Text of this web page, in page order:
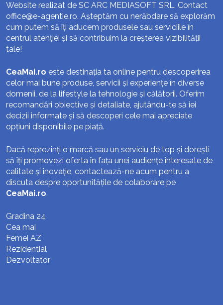
Website realizat de SC ARC MEDIASOFT SRL. Contact
office@e-agentie.ro. Așteptăm cu nerăbdare să explorăm
cum putem să îți aducem produsele sau serviciile în
centrul atenției și să contribuim la creșterea vizibilității
tale!
CeaMai.ro este destinația ta online pentru descoperirea
celor mai bune produse, servicii și experiențe în diverse
domenii, de la lifestyle la tehnologie și călătorii. Oferim
recomandări obiective și detaliate, ajutându-te să iei
decizii informate și să descoperi cele mai apreciate
opțiuni disponibile pe piață.
Dacă reprezinți o marcă sau un serviciu de top și dorești
să îți promovezi oferta în fața unei audiențe interesate de
calitate și inovație, contactează-ne acum pentru a
discuta despre oportunitățile de colaborare pe
CeaMai.ro.
Gradina 24
Cea mai
Femei AZ
Rezidential
Dezvoltator